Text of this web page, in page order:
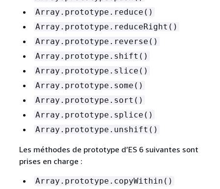
Array.prototype.reduce()
Array.prototype.reduceRight()
Array.prototype.reverse()
Array.prototype.shift()
Array.prototype.slice()
Array.prototype.some()
Array.prototype.sort()
Array.prototype.splice()
Array.prototype.unshift()
Les méthodes de prototype d’ES 6 suivantes sont
prises en charge :
Array.prototype.copyWithin()